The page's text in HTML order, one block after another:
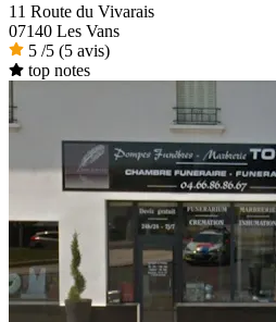
11 Route du Vivarais
07140 Les Vans
5 /5 (5 avis)
top notes